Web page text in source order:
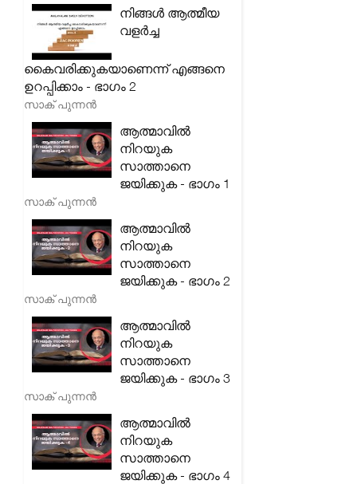
നിങ്ങൾ ആത്മീയ
വളർച്ച
കൈവരിക്കുകയാണെന്ന് എങ്ങനെ
ഉറപ്പിക്കാം - ഭാഗം 2
സാക് പുന്നൻ
ആത്മാവിൽ
നിറയുക
സാത്താനെ
ജയിക്കുക - ഭാഗം 1
സാക് പുന്നൻ
ആത്മാവിൽ
നിറയുക
സാത്താനെ
ജയിക്കുക - ഭാഗം 2
സാക് പുന്നൻ
ആത്മാവിൽ
നിറയുക
സാത്താനെ
ജയിക്കുക - ഭാഗം 3
സാക് പുന്നൻ
ആത്മാവിൽ
നിറയുക
സാത്താനെ
ജയിക്കുക - ഭാഗം 4